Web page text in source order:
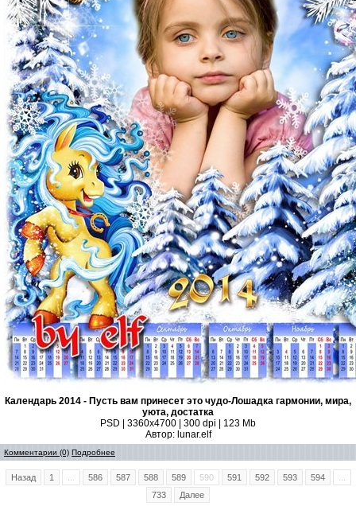
Календарь 2014 - Пусть вам принесет это чудо-Лошадка гармонии, мира,
уюта, достатка
PSD | 3360x4700 | 300 dpi | 123 Mb
Автор: lunar.elf
Комментарии (0) Подробнее
Назад 1 586 587 588 589 590 591 592 593 594
733
Далее